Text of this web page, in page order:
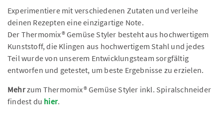
Experimentiere mit verschiedenen Zutaten und verleihe
deinen Rezepten eine einzigartige Note.
Der Thermomix® Gemüse Styler besteht aus hochwertigem
Kunststoff, die Klingen aus hochwertigem Stahl und jedes
Teil wurde von unserem Entwicklungsteam sorgfältig
entworfen und getestet, um beste Ergebnisse zu erzielen.
Mehrzum Thermomix® Gemüse Styler inkl. Spiralschneider
findest du hier.